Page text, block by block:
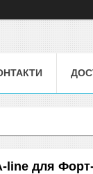
line для